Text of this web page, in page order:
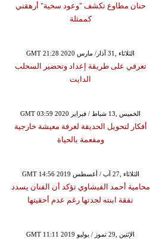
حنان مطاوع تكشف "وعود سخية" أرهقني
كممثلة
GMT 21:28 2020 الثلاثاء ,31 آذار/ مارس
تعرفي على طريقة إعداد وتحضير السحلب
الدايت
GMT 03:59 2020 الخميس ,13 شباط / فبراير
أفكار لتحويل الحديقة لغرفة معيشة خارجية
ومفعمة بالحياة
GMT 14:56 2019 الثلاثاء ,27 آب / أغسطس
محامية أحمد الفيشاوي تؤكد أن الفنان يسدد
نفقة ابنته لجدتها رغم عدم أحقيتها
GMT 11:11 2019 الإثنين ,29 تموز / يوليو